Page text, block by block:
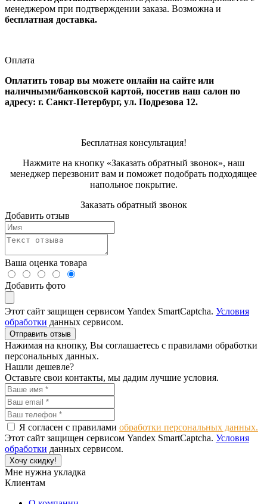
менеджером при подтверждении заказа. Возможна и
бесплатная доставка.
Оплата
Оплатить товар вы можете онлайн на сайте или
наличными/банковской картой, посетив наш салон по
адресу: г. Санкт-Петербург, ул. Подрезова 12.
Бесплатная консультация!
Нажмите на кнопку «Заказать обратный звонок», наш
менеджер перезвонит вам и поможет подобрать подходящее
напольное покрытие.
Заказать обратный звонок
Добавить отзыв
Ваша оценка товара
Добавить фото
Этот сайт защищен сервисом Yandex SmartCaptcha. Условия
обработки данных сервисом.
Отправить отзыв
Нажимая на кнопку, Вы соглашаетесь с правилами обработки
персональных данных.
Нашли дешевле?
Оставьте свои контакты, мы дадим лучшие условия.
Я согласен с правилами обработки персональных данных.
Этот сайт защищен сервисом Yandex SmartCaptcha. Условия
обработки данных сервисом.
Хочу скидку!
Мне нужна укладка
Клиентам